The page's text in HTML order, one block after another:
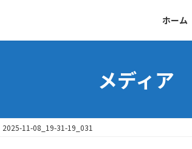
ホーム
メディア
2025-11-08_19-31-19_031